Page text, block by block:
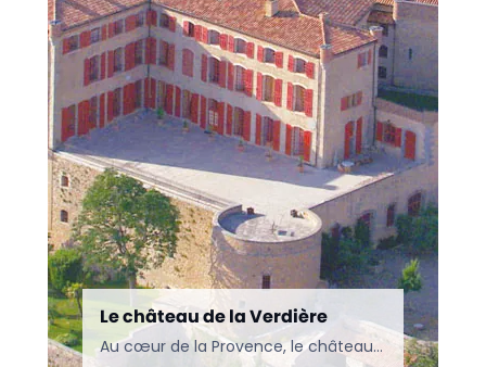
Le château de la Verdière
Au cœur de la Provence, le château de La Verdière se distingue par son architecture majestueuse et son riche héritage historique. Ce joyau récemment restauré invite les visiteurs à un…